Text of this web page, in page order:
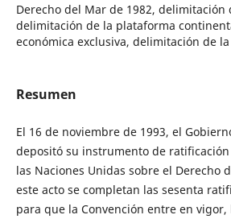
Derecho del Mar de 1982,
delimitación de la plataforma
económica exclusiva, delimitación de
Resumen
El 16 de noviembre de 1993, el
depositó su instrumento de
las Naciones Unidas sobre el Derecho
este acto se completan las sesenta
para que la Convención entre en